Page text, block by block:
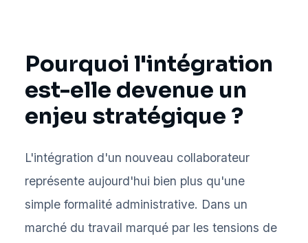
Pourquoi l'intégration
est-elle devenue un
enjeu stratégique ?
L'intégration d'un nouveau collaborateur
représente aujourd'hui bien plus qu'une
simple formalité administrative. Dans un
marché du travail marqué par les tensions de